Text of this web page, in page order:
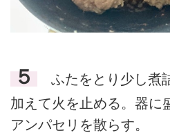
５
ふたをとり少し煮
加えて火を止める。器に
アンパセリを散らす。